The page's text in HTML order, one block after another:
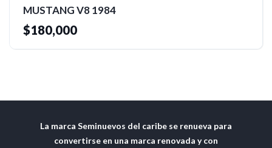
MUSTANG V8 1984
$180,000
La marca Seminuevos del caribe se renueva para
convertirse en una marca renovada y con